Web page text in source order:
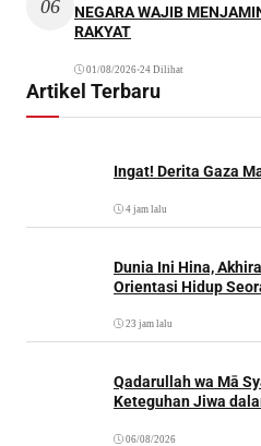
06
NEGARA WAJIB
RAKYAT
01/08/2026•24 Dilihat
Artikel Terbaru
Ingat! Derita Gaza
4 jam lalu
Dunia Ini Hina,
Orientasi Hidup
23 jam lalu
Qadarullah wa Mā
Keteguhan Jiwa
06/08/2026